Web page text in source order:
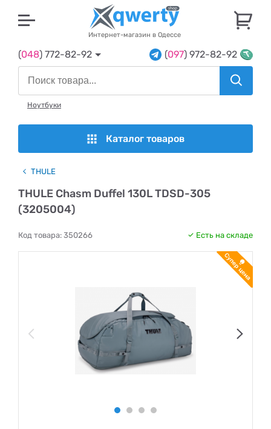
Интернет-магазин в Одессе
(048) 772-82-92 (097) 972-82-92
Ноутбуки
Каталог товаров
THULE
THULE Chasm Duffel 130L TDSD-305
(3205004)
Код товара: 350266 Есть на складе